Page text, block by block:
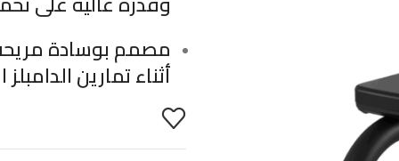
مصمم بوسادة
أثناء تمارين الدامبلز